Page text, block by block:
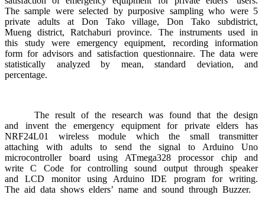
The sample were selected by purposive sampling who were 5
private adults at Don Tako village, Don Tako subdistrict,
Mueng district, Ratchaburi province. The instruments used in
this study were emergency equipment, recording information
form for advisors and satisfaction questionnaire. The data were
statistically analyzed by mean, standard deviation, and
percentage.
The result of the research was found that the design
and invent the emergency equipment for private elders has
NRF24L01 wireless module which the small transmitter
attaching with adults to send the signal to Arduino Uno
microcontroller board using ATmega328 processor chip and
write C Code for controlling sound output through speaker
and LCD monitor using Arduino IDE program for writing.
The aid data shows elders’ name and sound through Buzzer.